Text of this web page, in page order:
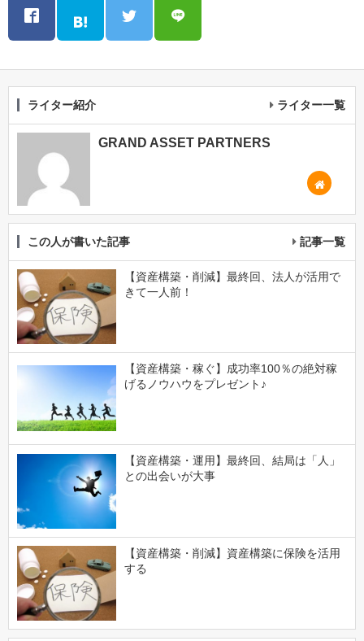
ライター紹介 ライター一覧
GRAND ASSET PARTNERS
この人が書いた記事 記事一覧
【資産構築・削減】最終回、法人が活用で
きて一人前！
【資産構築・稼ぐ】成功率100％の絶対稼
げるノウハウをプレゼント♪
【資産構築・運用】最終回、結局は「人」
との出会いが大事
【資産構築・削減】資産構築に保険を活用
する